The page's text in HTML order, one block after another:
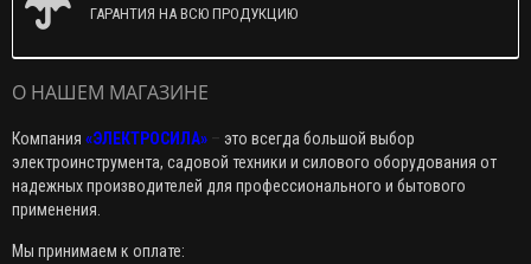
ГАРАНТИЯ НА ВСЮ ПРОДУКЦИЮ
О НАШЕМ МАГАЗИНЕ
Компания «ЭЛЕКТРОСИЛА» – это всегда большой выбор
электроинструмента, садовой техники и силового оборудования от
надежных производителей для профессионального и бытового
применения.
Мы принимаем к оплате: